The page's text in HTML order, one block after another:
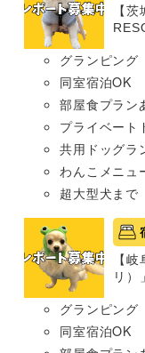
【
グランピング
同室宿泊OK
部屋食プラン
プライベート
共用ドッグラ
わんこメニュ
超大型犬まで
【
リ）」
グランピング
同室宿泊OK